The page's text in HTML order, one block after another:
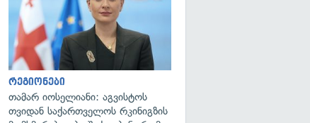
რეგიონები
თამარ იოსელიანი: აგვისტოს
თვიდან საქართველოს რკინიგზის